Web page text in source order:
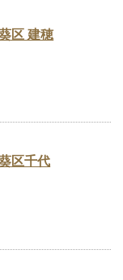
区 建穂
区千代